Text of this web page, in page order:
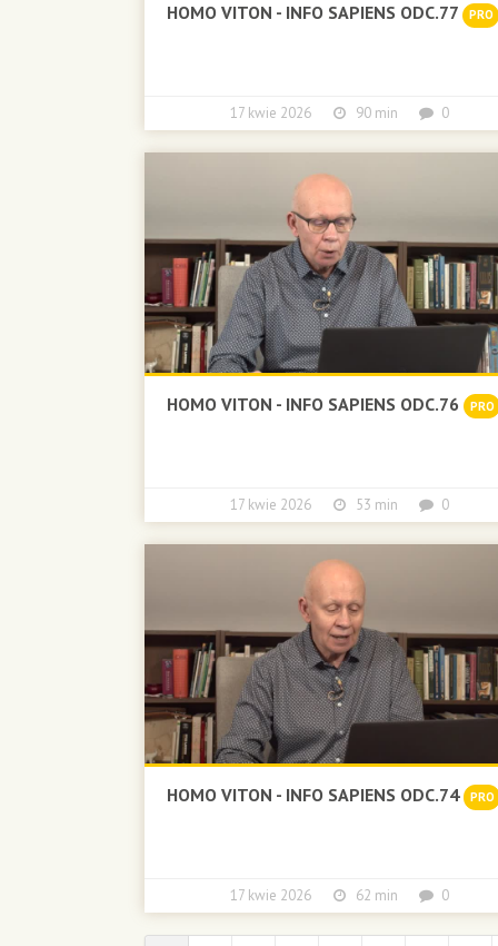
HOMO VITON - INFO SAPIENS ODC.77 PRO
17 kwie 2026 90 min 0
HOMO VITON - INFO SAPIENS ODC.76 PRO
17 kwie 2026 53 min 0
HOMO VITON - INFO SAPIENS ODC.74 PRO
17 kwie 2026 62 min 0